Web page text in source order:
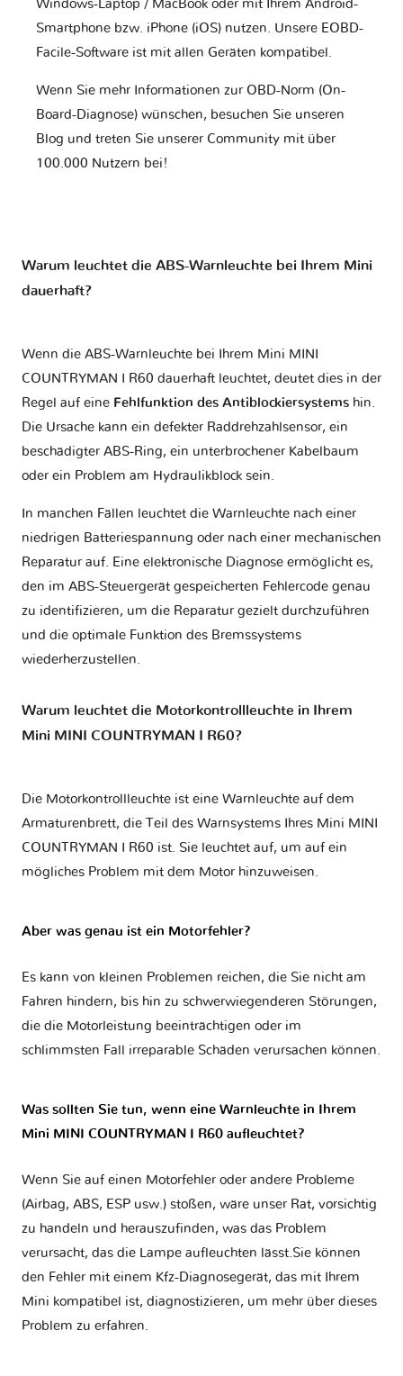
Windows-Laptop / MacBook oder mit Ihrem Android-
Smartphone bzw. iPhone (iOS) nutzen. Unsere EOBD-
Facile-Software ist mit allen Geräten kompatibel.
Wenn Sie mehr Informationen zur OBD-Norm (On-
Board-Diagnose) wünschen, besuchen Sie unseren
Blog und treten Sie unserer Community mit über
100.000 Nutzern bei!
Warum leuchtet die ABS-Warnleuchte bei Ihrem Mini
dauerhaft?
Wenn die ABS-Warnleuchte bei Ihrem Mini MINI
COUNTRYMAN I R60 dauerhaft leuchtet, deutet dies in der
Regel auf eine Fehlfunktion des Antiblockiersystems hin.
Die Ursache kann ein defekter Raddrehzahlsensor, ein
beschädigter ABS-Ring, ein unterbrochener Kabelbaum
oder ein Problem am Hydraulikblock sein.
In manchen Fällen leuchtet die Warnleuchte nach einer
niedrigen Batteriespannung oder nach einer mechanischen
Reparatur auf. Eine elektronische Diagnose ermöglicht es,
den im ABS-Steuergerät gespeicherten Fehlercode genau
zu identifizieren, um die Reparatur gezielt durchzuführen
und die optimale Funktion des Bremssystems
wiederherzustellen.
Warum leuchtet die Motorkontrollleuchte in Ihrem
Mini MINI COUNTRYMAN I R60?
Die Motorkontrollleuchte ist eine Warnleuchte auf dem
Armaturenbrett, die Teil des Warnsystems Ihres Mini MINI
COUNTRYMAN I R60 ist. Sie leuchtet auf, um auf ein
mögliches Problem mit dem Motor hinzuweisen.
Aber was genau ist ein Motorfehler?
Es kann von kleinen Problemen reichen, die Sie nicht am
Fahren hindern, bis hin zu schwerwiegenderen Störungen,
die die Motorleistung beeinträchtigen oder im
schlimmsten Fall irreparable Schäden verursachen können.
Was sollten Sie tun, wenn eine Warnleuchte in Ihrem
Mini MINI COUNTRYMAN I R60 aufleuchtet?
Wenn Sie auf einen Motorfehler oder andere Probleme
(Airbag, ABS, ESP usw.) stoßen, wäre unser Rat, vorsichtig
zu handeln und herauszufinden, was das Problem
verursacht, das die Lampe aufleuchten lässt.Sie können
den Fehler mit einem Kfz-Diagnosegerät, das mit Ihrem
Mini kompatibel ist, diagnostizieren, um mehr über dieses
Problem zu erfahren.